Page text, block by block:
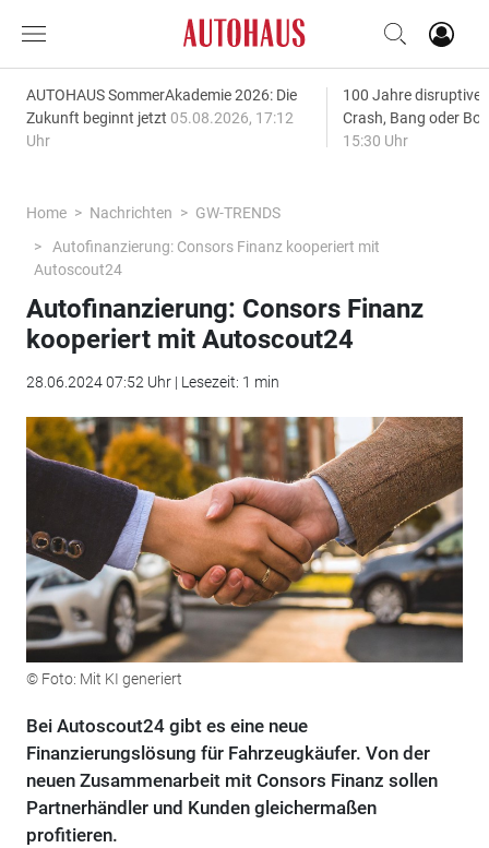
AUTOHAUS SommerAkademie 2026: Die
Zukunft beginnt jetzt 05.08.2026, 17:12
Uhr
100 Jahre disruptive
Crash, Bang oder
15:30 Uhr
Home Nachrichten
GW-TRENDS
Autofinanzierung: Consors Finanz kooperiert mit
Autoscout24
Autofinanzierung: Consors Finanz
kooperiert mit Autoscout24
28.06.2024 07:52 Uhr | Lesezeit: 1 min
© Foto: Mit KI generiert
Bei Autoscout24 gibt es eine neue
Finanzierungslösung für Fahrzeugkäufer. Von der
neuen Zusammenarbeit mit Consors Finanz sollen
Partnerhändler und Kunden gleichermaßen
profitieren.